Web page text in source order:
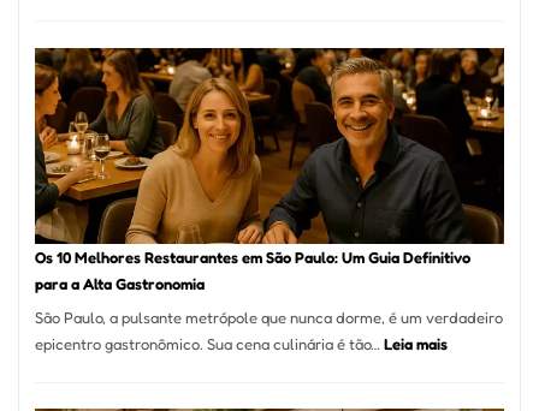
Pizzaria:
tradição
em
pizza
artesanal
forno
à
Vila
da
Os 10 Melhores Restaurantes em São Paulo: Um Guia Definitivo
para a Alta Gastronomia
São Paulo, a pulsante metrópole que nunca dorme, é um verdadeiro
epicentro gastronômico. Sua cena culinária é tão… Leia mais: